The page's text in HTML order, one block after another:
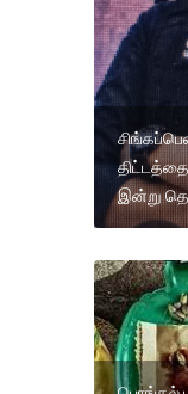
இன்று